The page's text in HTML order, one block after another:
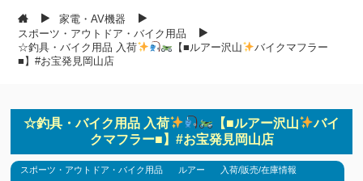
家電・AV機器
スポーツ・アウトドア・バイク用品
☆釣具・バイク用品 入荷
【■ルアー沢山
バイクマフラー
■】#お宝発見岡山店
☆釣具・バイク用品 入荷 【■ルアー沢山
バイ
クマフラー■】#お宝発見岡山店
スポーツ・アウトドア・バイク用品 ルアー
入荷/販売/在庫情報